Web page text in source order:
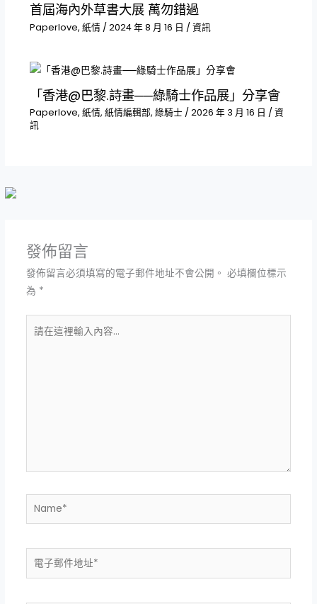
首屆海內外草書大展 萬勿錯過
Paperlove, 紙情/ 2024 年 8 月 16 日 / 資訊
「香港@巴黎.詩畫──綠騎士作品展」分享會
Paperlove, 紙情, 紙情編輯部, 綠騎士/ 2026 年 3 月 16 日 / 資
訊
發佈留言
發佈留言必須填寫的電子郵件地址不會公開。 必填欄位標示
為 *
在
Name*
電